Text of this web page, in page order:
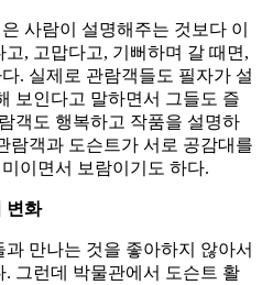
사람이 설명해주는 것보다 이
, 고맙다고, 기뻐하며 갈 때면,
. 실제로 관람객들도 필자가 설
보인다고 말하면서 그들도 즐
객도 행복하고 작품을 설명하
람객과 도슨트가 서로 공감대를
이면서 보람이기도 하다.
변화
만나는 것을 좋아하지 않아서
그런데 박물관에서 도슨트 활